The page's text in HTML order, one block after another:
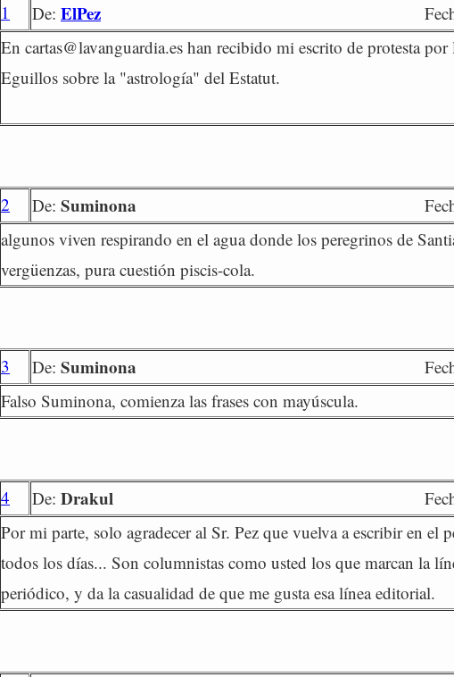
1 De: ElPez
En cartas@lavanguardia.es han recibido mi escrito de protesta
Eguillos sobre la "astrología" del Estatut.
2 De: Suminona
algunos viven respirando en el agua donde los peregrinos de
vergüenzas, pura cuestión piscis-cola.
3 De: Suminona
Falso Suminona, comienza las frases con mayúscula.
4 De: Drakul
Por mi parte, solo agradecer al Sr. Pez que vuelva a escribir en el
todos los días... Son columnistas como usted los que marcan la
periódico, y da la casualidad de que me gusta esa línea editorial.